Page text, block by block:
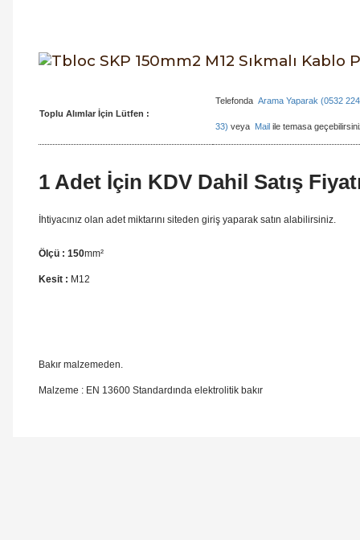
Toplu Alımlar İçin Lütfen :
Telefonda Arama Yaparak (0532
33) veya Mail ile temasa
1 Adet İçin KDV Dahil Satış
İhtiyacınız olan adet miktarını siteden giriş yaparak satın alabilirsiniz.
Ölçü : 150mm²
Kesit : M12
Bakır malzemeden.
Malzeme : EN 13600 Standardında elektrolitik bakır